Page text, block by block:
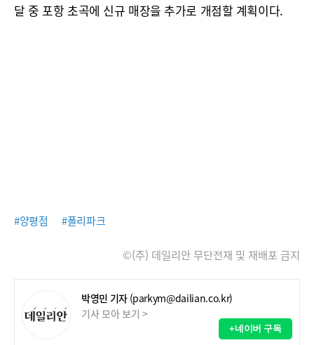
달 중 포항 초곡에 신규 매장을 추가로 개점할 계획이다.
#양평점 #폴리파크
©(주) 데일리안 무단전재 및 재배포 금지
박영민 기자 (parkym@dailian.co.kr)
기사 모아 보기 >
+네이버 구독